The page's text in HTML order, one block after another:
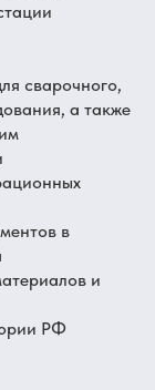
сварочного,
а также
в
и
РФ